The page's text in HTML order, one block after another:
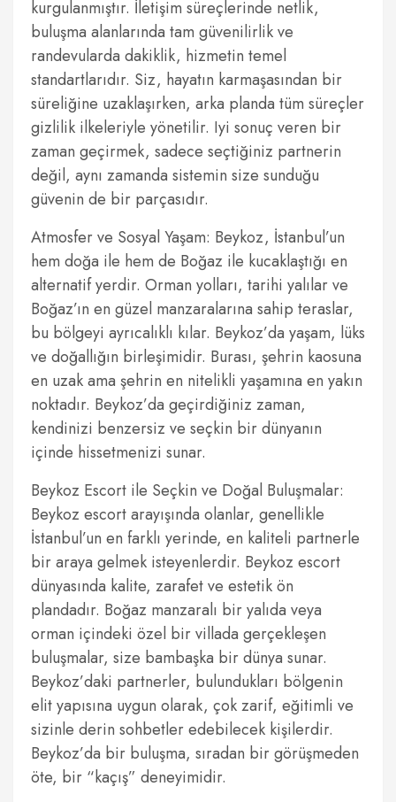
kurgulanmıştır. İletişim süreçlerinde netlik,
buluşma alanlarında tam güvenilirlik ve
randevularda dakiklik, hizmetin temel
standartlarıdır. Siz, hayatın karmaşasından bir
süreliğine uzaklaşırken, arka planda tüm süreçler
gizlilik ilkeleriyle yönetilir. Iyi sonuç veren bir
zaman geçirmek, sadece seçtiğiniz partnerin
değil, aynı zamanda sistemin size sunduğu
güvenin de bir parçasıdır.
Atmosfer ve Sosyal Yaşam: Beykoz, İstanbul’un
hem doğa ile hem de Boğaz ile kucaklaştığı en
alternatif yerdir. Orman yolları, tarihi yalılar ve
Boğaz’ın en güzel manzaralarına sahip teraslar,
bu bölgeyi ayrıcalıklı kılar. Beykoz’da yaşam, lüks
ve doğallığın birleşimidir. Burası, şehrin kaosuna
en uzak ama şehrin en nitelikli yaşamına en yakın
noktadır. Beykoz’da geçirdiğiniz zaman,
kendinizi benzersiz ve seçkin bir dünyanın
içinde hissetmenizi sunar.
Beykoz Escort ile Seçkin ve Doğal Buluşmalar:
Beykoz escort arayışında olanlar, genellikle
İstanbul’un en farklı yerinde, en kaliteli partnerle
bir araya gelmek isteyenlerdir. Beykoz escort
dünyasında kalite, zarafet ve estetik ön
plandadır. Boğaz manzaralı bir yalıda veya
orman içindeki özel bir villada gerçekleşen
buluşmalar, size bambaşka bir dünya sunar.
Beykoz’daki partnerler, bulundukları bölgenin
elit yapısına uygun olarak, çok zarif, eğitimli ve
sizinle derin sohbetler edebilecek kişilerdir.
Beykoz’da bir buluşma, sıradan bir görüşmeden
öte, bir “kaçış” deneyimidir.